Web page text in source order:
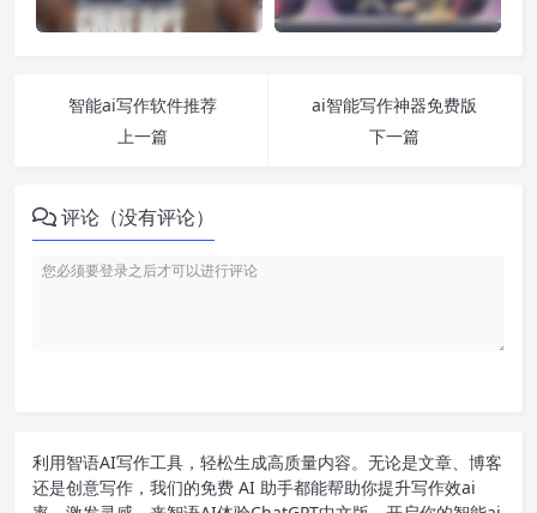
智能ai写作软件推荐
上一篇
ai智能写作神器免费版
下一篇
评论（没有评论）
利用智语AI写作工具，轻松生成高质量内容。无论是文章、博客
还是创意写作，我们的免费 AI 助手都能帮助你提升写作效ai